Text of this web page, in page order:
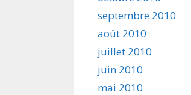
septembre 2010
août 2010
juillet 2010
juin 2010
mai 2010